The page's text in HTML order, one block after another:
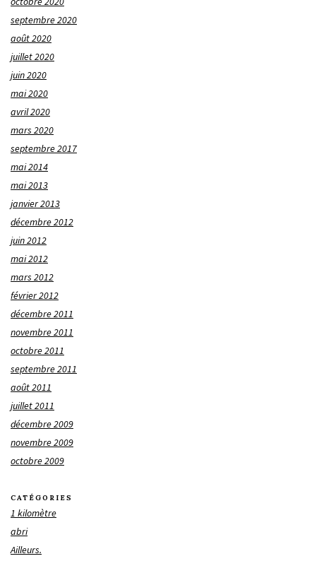
septembre 2020
août 2020
juillet 2020
juin 2020
mai 2020
avril 2020
mars 2020
septembre 2017
mai 2014
mai 2013
janvier 2013
décembre 2012
juin 2012
mai 2012
mars 2012
février 2012
décembre 2011
novembre 2011
octobre 2011
septembre 2011
août 2011
juillet 2011
décembre 2009
novembre 2009
octobre 2009
CATÉGORIES
1 kilomètre
abri
Ailleurs.